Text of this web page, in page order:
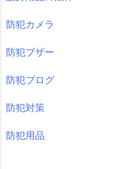
防犯カメラ
防犯ブザー
防犯ブログ
防犯対策
防犯用品